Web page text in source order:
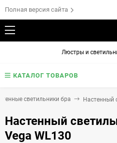
Полная версия сайта
Люстры и
КАТАЛОГ ТОВАРОВ
светильники бра Настенный
Настенный
Vega WL130